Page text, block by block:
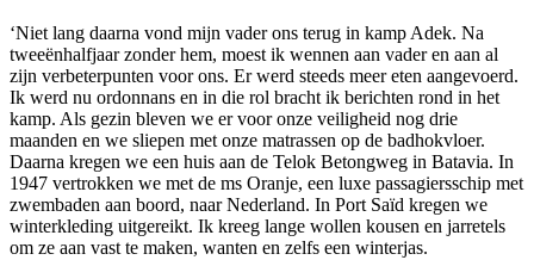
‘Niet lang daarna vond mijn vader ons terug in kamp Adek. Na
tweeënhalfjaar zonder hem, moest ik wennen aan vader en aan al
zijn verbeterpunten voor ons. Er werd steeds meer eten aangevoerd.
Ik werd nu ordonnans en in die rol bracht ik berichten rond in het
kamp. Als gezin bleven we er voor onze veiligheid nog drie
maanden en we sliepen met onze matrassen op de badhokvloer.
Daarna kregen we een huis aan de Telok Betongweg in Batavia. In
1947 vertrokken we met de ms Oranje, een luxe passagiersschip met
zwembaden aan boord, naar Nederland. In Port Saïd kregen we
winterkleding uitgereikt. Ik kreeg lange wollen kousen en jarretels
om ze aan vast te maken, wanten en zelfs een winterjas.